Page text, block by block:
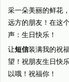
采一朵美丽的鲜花
远方的朋友！在这
声：生日快乐！
让短信装满我的祝
望！祝朋友生日快
以哦！祝福你！